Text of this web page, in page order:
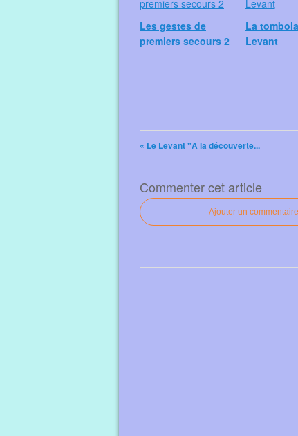
Les gestes de
premiers secours 2
La
Levant
« Le Levant "A la découverte...
Commenter cet article
Ajouter un commentaire